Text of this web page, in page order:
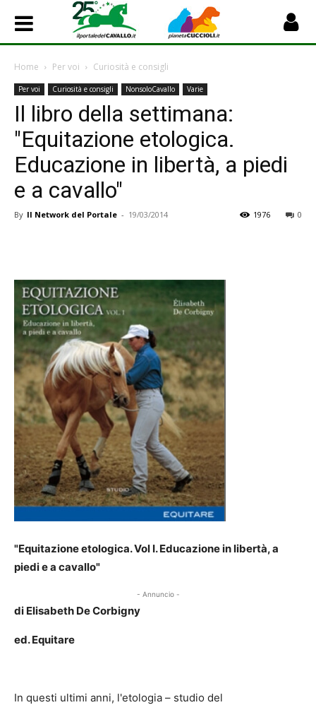
Home Per voi Curiosità e consigli
Per voi Curiosità e consigli NonsoloCavallo Varie
Il libro della settimana:
"Equitazione etologica.
Educazione in libertà, a piedi
e a cavallo"
By Il Network del Portale - 19/03/2014 0
1976
"Equitazione etologica. Vol I. Educazione in libertà, a
piedi e a cavallo"
- Annuncio -
di Elisabeth De Corbigny
ed. Equitare
In questi ultimi anni, l'etologia – studio del